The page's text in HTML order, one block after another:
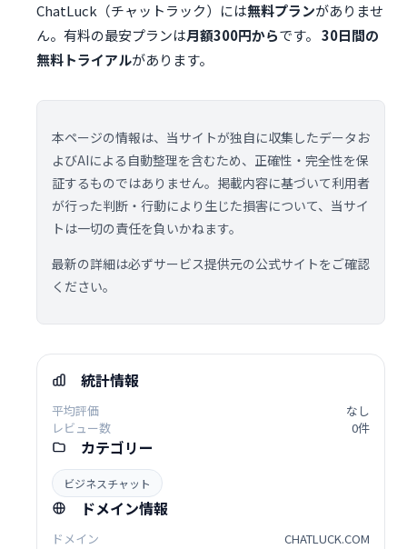
ChatLuck（チャットラック）には無料プランがありませ
ん。有料の最安プランは月額300円からです。 30日間の
無料トライアルがあります。
本ページの情報は、当サイトが独自に収集したデータお
よびAIによる自動整理を含むため、正確性・完全性を保
証するものではありません。掲載内容に基づいて利用者
が行った判断・行動により生じた損害について、当サイ
トは一切の責任を負いかねます。
最新の詳細は必ずサービス提供元の公式サイトをご確認
ください。
統計情報
平均評価
なし
レビュー数
0件
カテゴリー
ビジネスチャット
ドメイン情報
ドメイン
CHATLUCK.COM